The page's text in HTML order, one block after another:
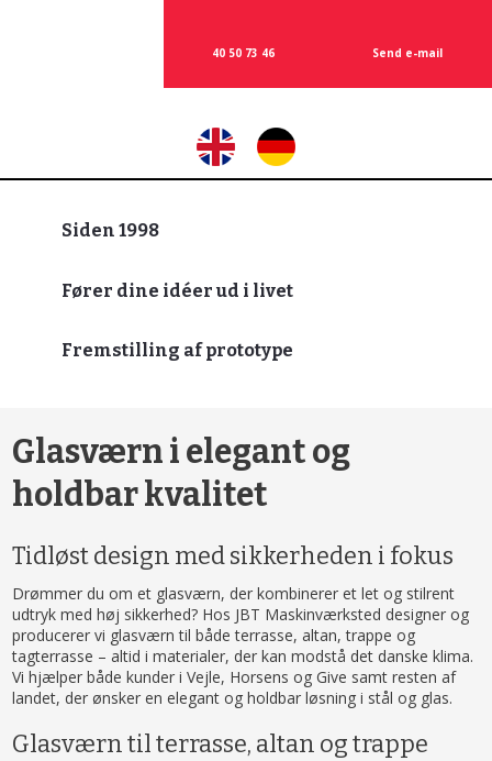
4050 73 46 Send e-mail​
Siden 1998
Fører dine idéer ud i livet
Fremstilling af prototype
Glasværn i elegant og
holdbar kvalitet
Tidløst design med sikkerheden i fokus
Drømmer du om et glasværn, der kombinerer et let og stilrent
udtryk med høj sikkerhed? Hos JBT Maskinværksted designer og
producerer vi glasværn til både terrasse, altan, trappe og
tagterrasse – altid i materialer, der kan modstå det danske klima.
Vi hjælper både kunder i Vejle, Horsens og Give samt resten af
landet, der ønsker en elegant og holdbar løsning i stål og glas.
Glasværn til terrasse, altan og trappe